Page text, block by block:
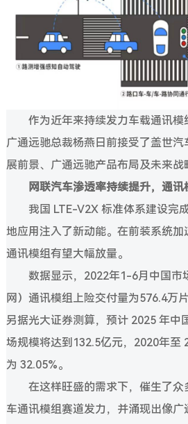
作为近年来持续发力车载通讯模
广通远驰总裁杨燕日前接受了盖世
展前景、广通远驰产品布局及未来战
网联汽车渗透率持续提升，通
我国 LTE-V2X 标准体系建设完
地应用注入了新动能。在前装系统
通讯模组有望大幅放量。
数据显示，2022年1-6月中国市
网）通讯模组上险交付量为576.4万
另据光大证券测算，预计 2025 年中
场规模将达到132.5亿元，2020年至
为 32.05%。
在这样旺盛的需求下，催生了
车通讯模组赛道发力，并涌现出像